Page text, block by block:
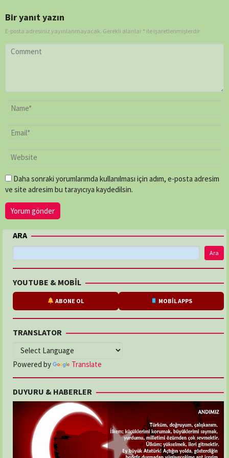
Bir yanıt yazın
E-posta adresiniz yayınlanmayacak. Gerekli alanlar * ile işaretlenmişlerdir
Daha sonraki yorumlarımda kullanılması için adım, e-posta adresim
ve site adresim bu tarayıcıya kaydedilsin.
ARA
Ara
YOUTUBE & MOBİL
ABONE OL MOBİL APPS
TRANSLATOR
Powered by Translate
DUYURU & HABERLER